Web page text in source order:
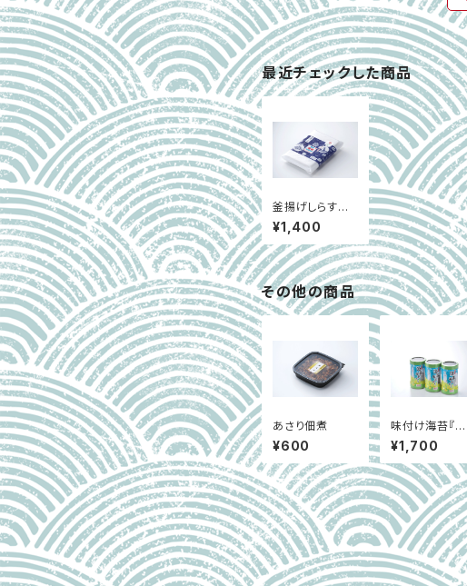
最近チェックした商品
釜揚げしらす
【大】（冷凍）
¥1,400
その他の商品
あさり佃煮
¥600
味付け海苔『渥
美半島のり』3個
セット
¥1,700